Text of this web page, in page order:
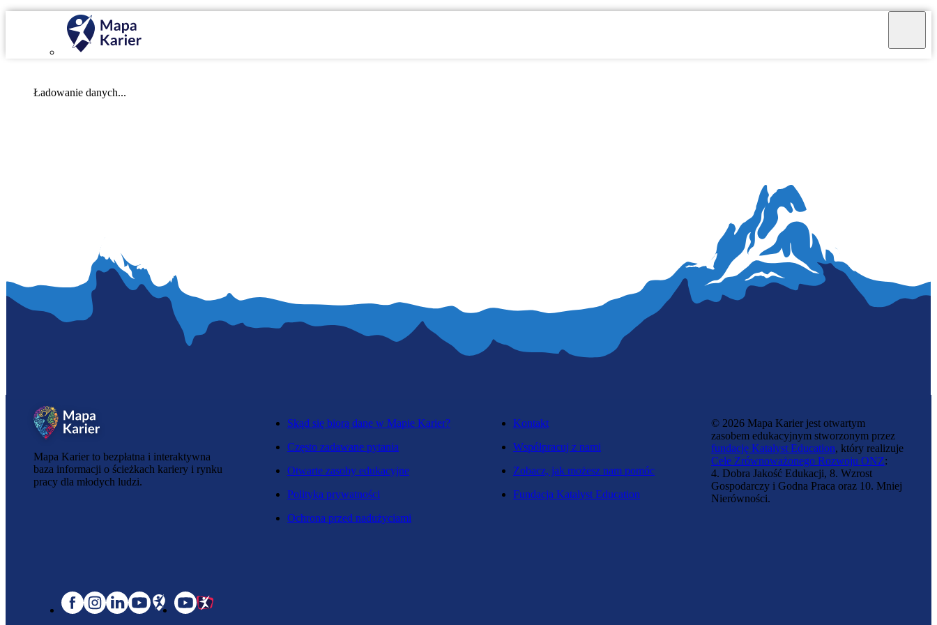
Ładowanie danych...
Mapa Karier to bezpłatna i interaktywna
baza informacji o ścieżkach kariery i rynku
pracy dla młodych ludzi.
Skąd się biorą dane w Mapie Karier?
Często zadawane pytania
Otwarte zasoby edukacyjne
Polityka prywatności
Ochrona przed nadużyciami
Kontakt
Współpracuj z nami
Zobacz, jak możesz nam pomóc
Fundacja Katalyst Education
© 2026 Mapa Karier jest otwartym
zasobem edukacyjnym stworzonym przez
fundację Katalyst Education, który realizuje
Cele Zrównoważonego Rozwoju ONZ:
4. Dobra Jakość Edukacji, 8. Wzrost
Gospodarczy i Godna Praca oraz 10. Mniej
Nierówności.